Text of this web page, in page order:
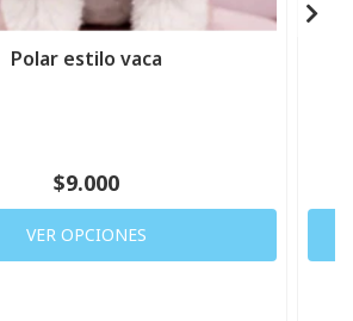
Polar estilo vaca
$9.000
VER OPCIONES